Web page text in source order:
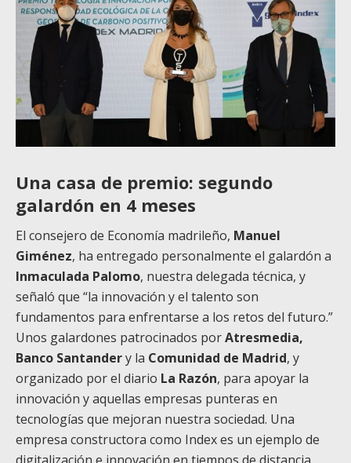
Una casa de premio: segundo
galardón en 4 meses
El consejero de Economía madrileño, Manuel
Giménez, ha entregado personalmente el galardón a
Inmaculada Palomo, nuestra delegada técnica, y
señaló que “la innovación y el talento son
fundamentos para enfrentarse a los retos del futuro.”
Unos galardones patrocinados porAtresmedia,
Banco Santandery la Comunidad de Madrid, y
organizado por el diario La Razón, para apoyar la
innovación y aquellas empresas punteras en
tecnologías que mejoran nuestra sociedad. Una
empresa constructora como Index es un ejemplo de